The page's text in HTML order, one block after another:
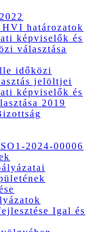
határozatok
képviselők és
választása
időközi
jelöltjei
képviselők és
2019
2024-00006
Igal és